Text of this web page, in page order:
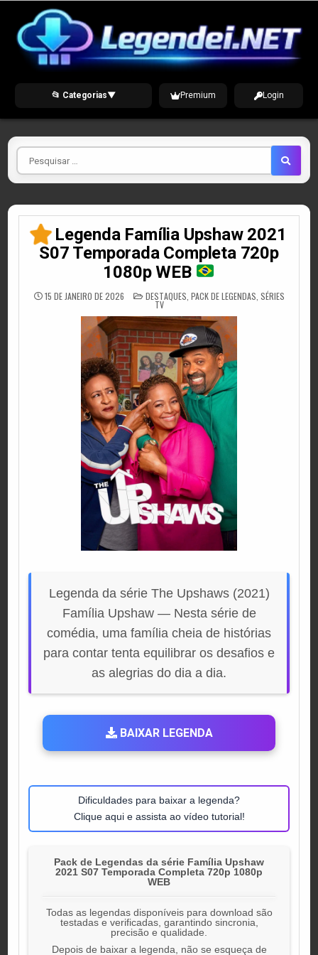
content
📂 Categorias▼ Premium Login
Pesquisar
por
Legenda Família Upshaw 2021
S07 Temporada Completa 720p
1080p WEB
15 DE JANEIRO DE 2026 POSTED
IN
DESTAQUES PACK DE LEGENDAS SÉRIES
TV
Legenda da série The Upshaws (2021)
Família Upshaw — Nesta série de
comédia, uma família cheia de histórias
para contar tenta equilibrar os desafios e
as alegrias do dia a dia.
BAIXAR LEGENDA
Dificuldades para baixar a legenda?
Clique aqui e assista ao vídeo tutorial!
Pack de Legendas da série Família Upshaw
2021 S07 Temporada Completa 720p 1080p
WEB
Todas as legendas disponíveis para download são
testadas e verificadas, garantindo sincronia,
precisão e qualidade.
Depois de baixar a legenda, não se esqueça de